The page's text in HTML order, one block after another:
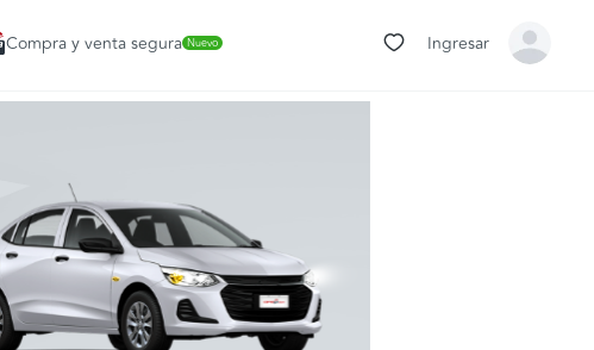
Compra y venta segura Nuevo Ingresar